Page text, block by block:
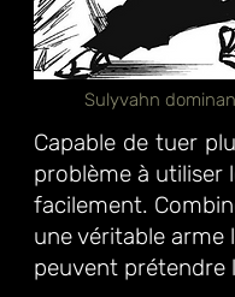
Sulyvahn
Capable de tuer
problème à utiliser
facilement.
une véritable arme
peuvent prétendre